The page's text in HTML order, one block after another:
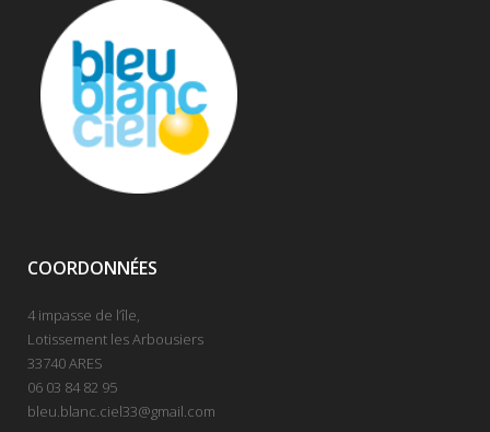
COORDONNÉES
4 impasse de l’île,
Lotissement les Arbousiers
33740 ARES
06 03 84 82 95
bleu.blanc.ciel33@gmail.com